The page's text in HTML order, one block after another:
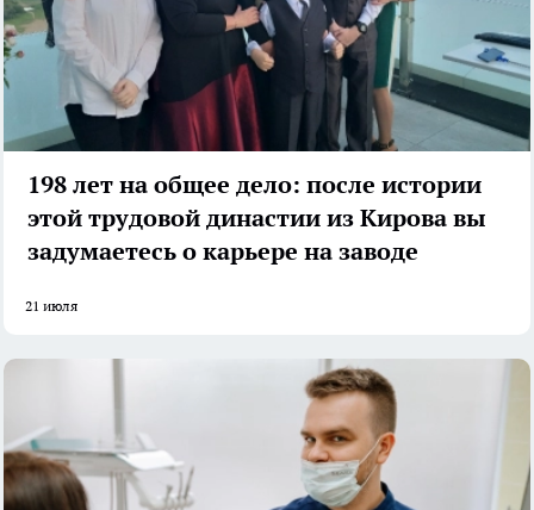
198 лет на общее дело: после истории
этой трудовой династии из Кирова вы
задумаетесь о карьере на заводе
21 июля